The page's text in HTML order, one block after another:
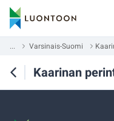
... Varsinais-Suomi
Kaarinan